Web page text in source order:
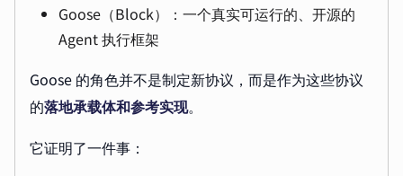
Goose（Block）：一个真实可运行的、开源的
Agent 执行框架
Goose 的角色并不是制定新协议，而是作为这些协议
的落地承载体和参考实现。
它证明了一件事：